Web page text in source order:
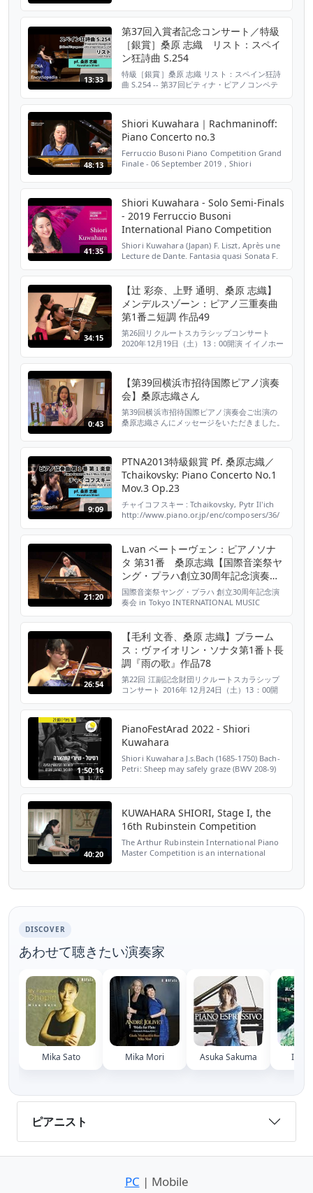
決勝大会セミファイナル（8月18日）より 第一
生...
13:33
第37回入賞者記念コンサート／特級
［銀賞］桑原 志織 リスト：スペイ
ン狂詩曲 S.254
特級［銀賞］桑原 志織 リスト：スペイン狂詩
曲 S.254 -- 第37回ピティナ・ピアノコンペテ
http://www.piano.or.jp/concert/yp/solo-
duo/
48:13
Shiori Kuwahara｜Rachmaninoff:
Piano Concerto no.3
Ferruccio Busoni Piano Competition Grand
Finale - 06 September 2019，Shiori
41:35
Shiori Kuwahara - Solo Semi-Finals
- 2019 Ferruccio Busoni
International Piano Competition
Shiori Kuwahara (Japan) F. Liszt, Après une
Lecture de Dante. Fantasia quasi Sonata F.
201...
34:15
【辻 彩奈、上野 通明、桑原 志織】
メンデルスゾーン：ピアノ三重奏曲
第1番ニ短調 作品49
第26回リクルートスカラシップコンサート
2020年12月19日（土）13：00開演 イイノホー
初のオンライン配信を実施、配信では第44回
生桑原 志織さんが聴きどころを語ってくれま
した。 メンデルスゾーン：ピアノ三重奏曲
第...
0:43
【第39回横浜市招待国際ピアノ演奏
会】桑原志織さん
第39回横浜市招待国際ピアノ演奏会ご出演の
桑原志織さんにメッセージをいただきました。
情報はこちらでチェック：
http://yipc.yafjp.org/ YAFチャンネル：
https://www.youtube...
9:09
PTNA2013特級銀賞 Pf. 桑原志織／
Tchaikovsky: Piano Concerto No.1
Mov.3 Op.23
チャイコフスキー : Tchaikovsky, Pytr Il'ich
http://www.piano.or.jp/enc/composers/36/
志織 : Shiori Kuwahara ====== 撮影...
21:20
L.van ベートーヴェン：ピアノソナ
タ 第31番 桑原志織【国際音楽祭ヤ
ング・プラハ創立30周年記念演奏会
in Tokyo】
国際音楽祭ヤング・プラハ 創立30周年記念演
奏会 in Tokyo INTERNATIONAL MUSIC
2021年11月7日（日）15時00分開演
Sunday, November 7. 2021 | 3:00 pm 会...
26:54
【毛利 文香、桑原 志織】ブラーム
ス：ヴァイオリン・ソナタ第1番ト長
調『雨の歌』作品78
第22回 江副記念財団リクルートスカラシップ
コンサート 2016年 12月24日（土）13：00開
います。 ブラームス：ヴァイオリン・ソナタ
第1番ト長調『雨の歌』作品78 毛利 文香（ヴ
1:50:16
PianoFestArad 2022 - Shiori
Kuwahara
Shiori Kuwahara J.s.Bach (1685-1750) Bach-
Petri: Sheep may safely graze (BWV 208-9)
40:20
KUWAHARA SHIORI, Stage I, the
16th Rubinstein Competition
The Arthur Rubinstein International Piano
Master Competition is an international
DISCOVER
あわせて聴きたい演奏家
Mika Sato Mika Mori Asuka Sakuma
ピアニスト
PC | Mobile